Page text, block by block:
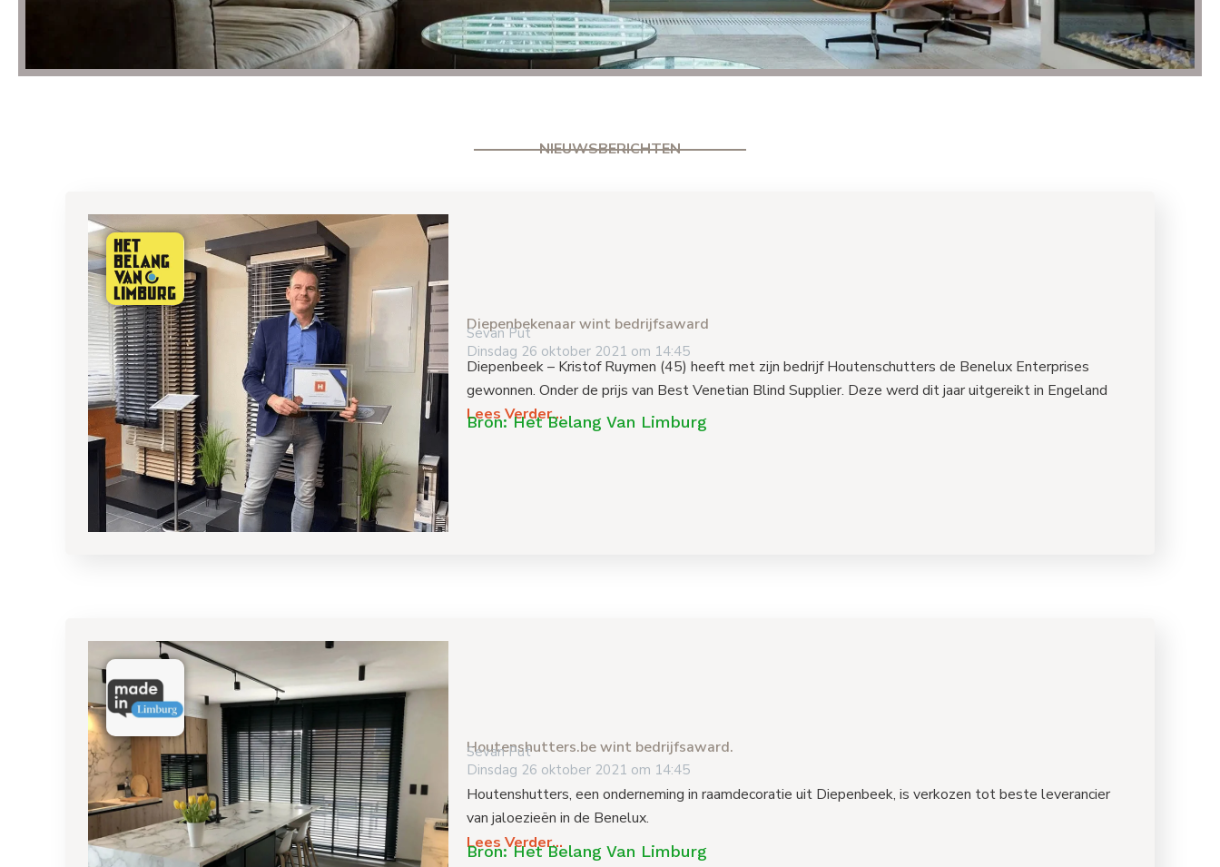
NIEUWSBERICHTEN
Diepenbekenaar wint bedrijfsaward
Sevan Put
Dinsdag 26 oktober 2021 om 14:45
Diepenbeek– Kristof Ruymen (45) heeft met zijn bedrijf Houtenschutters de Benelux Enterprises
gewonnen. Onder de prijs van Best Venetian Blind Supplier. Deze werd dit jaar uitgereikt in Engeland
Lees Verder...
Bron: Het Belang Van Limburg
Houtenshutters.be wint bedrijfsaward.
Sevan Put
Dinsdag 26 oktober 2021 om 14:45
Houtenshutters, een onderneming in raamdecoratie uit Diepenbeek, is verkozen tot beste leverancier
van jaloezieën in de Benelux.
Lees Verder...
Bron: Het Belang Van Limburg